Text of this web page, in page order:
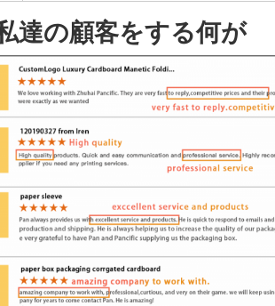
達の顧客をする何が